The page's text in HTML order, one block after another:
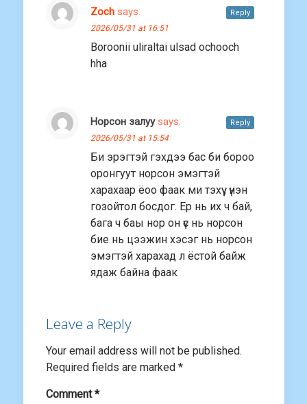
Zoch says:
2026/05/31 at 16:51
Boroonii uliraltai ulsad ochooch
hha
Reply
Норсон залуу says:
2026/05/31 at 15:54
Би эрэгтэй гэхдээ бас би бороо
оронгуут норсон эмэгтэй
харахаар ёоо фаак ми тэхүү , үнэн
гозойтол босдог. Ер нь их ч бай,
бага ч баы нор он үс нь норсон
бие нь цээжин хэсэг нь норсон
эмэгтэй харахад л ёстой байж
ядаж байна фаак
Reply
Leave a Reply
Your email address will not be published.
Required fields are marked *
Comment*